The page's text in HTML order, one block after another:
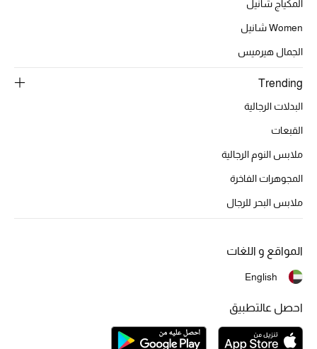
المكياج شانيل
Women شانيل
الجمال هيرميس
Trending
البدلات الرجالية
القبعات
ملابس النوم الرجالية
المجوهرات الفاخرة
ملابس البحر للرجال
المواقع و اللغات
English
احصل عالتطبيق